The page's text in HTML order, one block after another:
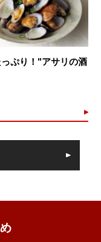
っぷり！"アサリの酒